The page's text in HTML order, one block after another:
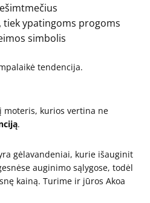
tiek ypatingoms progoms
simbolis
tendencija.
moteris, kurios vertina ne
.
gėlavandeniai, kurie išauginit
auginimo sąlygose, todėl
kainą. Turime ir jūros Akoa